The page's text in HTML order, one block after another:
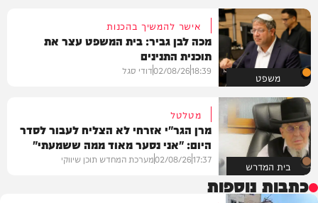
משפט
אישר להמשיך בהכנות
מכה לבן גביר: בית המשפט עצר את
תוכנית התנינים
18:39
02/08/26דודי סגל
בית המדרש
מטלטל
מרן הגר"י אזרחי לא הצליח לעבור לסדר
היום: "אני נסער מאוד ממה ששמעתי"
17:37
02/08/26מערכת המחדש תוכן שיווקי
כתבות נוספות